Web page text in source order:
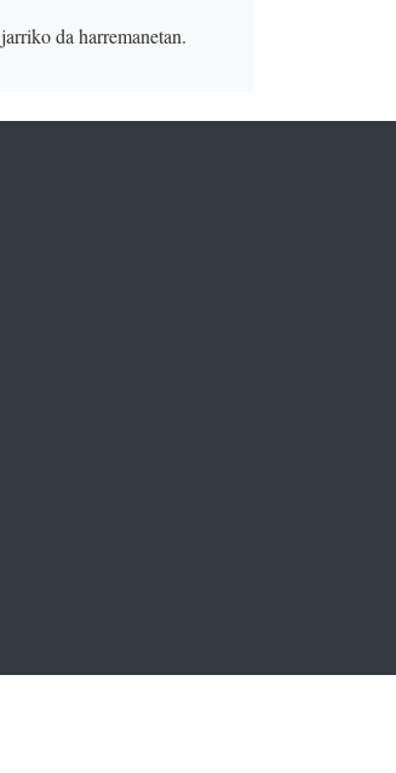
jarriko da harremanetan.